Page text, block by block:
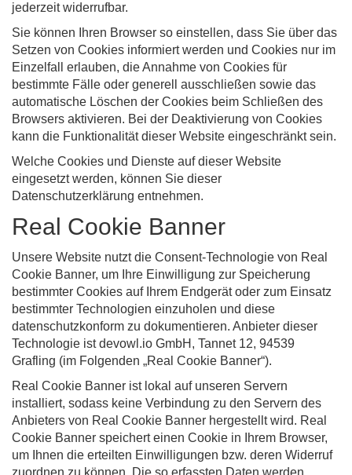
jederzeit widerrufbar.
Sie können Ihren Browser so einstellen, dass Sie über das
Setzen von Cookies informiert werden und Cookies nur im
Einzelfall erlauben, die Annahme von Cookies für
bestimmte Fälle oder generell ausschließen sowie das
automatische Löschen der Cookies beim Schließen des
Browsers aktivieren. Bei der Deaktivierung von Cookies
kann die Funktionalität dieser Website eingeschränkt sein.
Welche Cookies und Dienste auf dieser Website
eingesetzt werden, können Sie dieser
Datenschutzerklärung entnehmen.
Real Cookie Banner
Unsere Website nutzt die Consent-Technologie von Real
Cookie Banner, um Ihre Einwilligung zur Speicherung
bestimmter Cookies auf Ihrem Endgerät oder zum Einsatz
bestimmter Technologien einzuholen und diese
datenschutzkonform zu dokumentieren. Anbieter dieser
Technologie ist devowl.io GmbH, Tannet 12, 94539
Grafling (im Folgenden „Real Cookie Banner“).
Real Cookie Banner ist lokal auf unseren Servern
installiert, sodass keine Verbindung zu den Servern des
Anbieters von Real Cookie Banner hergestellt wird. Real
Cookie Banner speichert einen Cookie in Ihrem Browser,
um Ihnen die erteilten Einwilligungen bzw. deren Widerruf
zuordnen zu können. Die so erfassten Daten werden